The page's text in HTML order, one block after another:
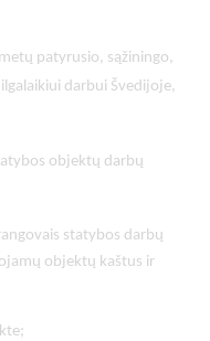
patyrusio, sąžiningo,
darbui Švedijoje,
objektų darbų
statybos darbų
objektų kaštus ir